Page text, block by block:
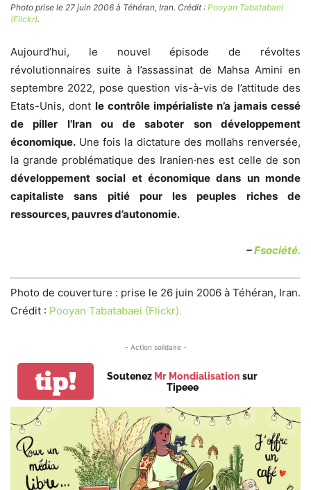
Photo prise le 27 juin 2006 à Téhéran, Iran. Crédit : Pooyan Tabatabaei
(Flickr).
Aujourd’hui, le nouvel épisode de révoltes
révolutionnaires suite à l’assassinat de Mahsa Amini en
septembre 2022, pose question vis-à-vis de l’attitude des
Etats-Unis, dont le contrôle impérialiste n’a jamais cessé
de piller l’Iran ou de saboter son développement
économique. Une fois la dictature des mollahs renversée,
la grande problématique des Iranien·nes est celle de son
développement social et économique dans un monde
capitaliste sans pitié pour les peuples riches de
ressources, pauvres d’autonomie.
–Fsociété.
Photo de couverture : prise le 26 juin 2006 à Téhéran, Iran.
Crédit : Pooyan Tabatabaei (Flickr).
- Action solidaire -
tip! Soutenez Mr Mondialisation sur
Tipeee